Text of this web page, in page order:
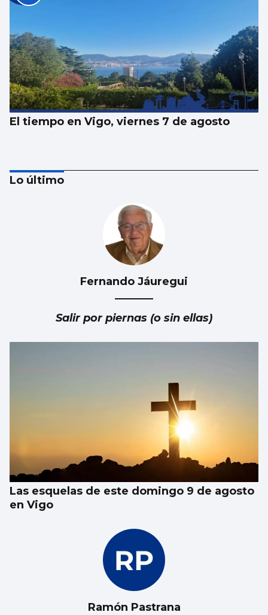
El tiempo en Vigo, viernes 7 de agosto
Lo último
Fernando Jáuregui
Salir por piernas (o sin ellas)
Las esquelas de este domingo 9 de agosto
en Vigo
Ramón Pastrana